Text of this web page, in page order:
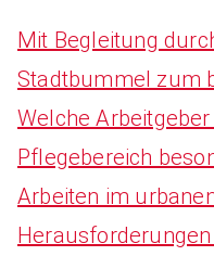
Mit Begleitung
Stadtbummel zum
Welche
Pflegebereich
Arbeiten im